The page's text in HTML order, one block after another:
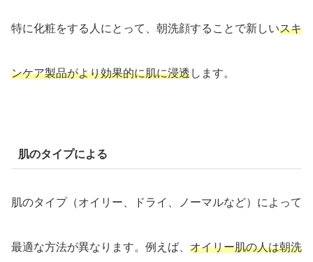
特に化粧をする人にとって、朝洗顔することで新しいスキ
ンケア製品がより効果的に肌に浸透します。
肌のタイプによる
肌のタイプ（オイリー、ドライ、ノーマルなど）によって
最適な方法が異なります。例えば、 オイリー肌の人は朝洗